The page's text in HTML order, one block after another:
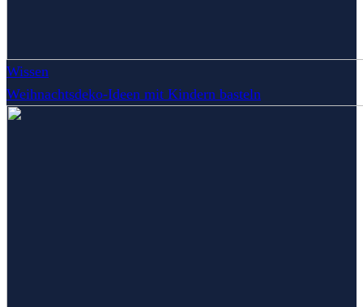
Wissen
Weihnachtsdeko-Ideen mit Kindern basteln